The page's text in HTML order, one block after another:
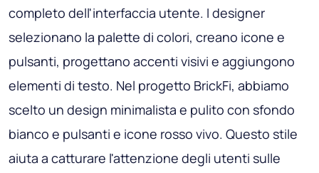
completo dell'interfaccia utente. I designer
selezionano la palette di colori, creano icone e
pulsanti, progettano accenti visivi e aggiungono
elementi di testo. Nel progetto BrickFi, abbiamo
scelto un design minimalista e pulito con sfondo
bianco e pulsanti e icone rosso vivo. Questo stile
aiuta a catturare l'attenzione degli utenti sulle